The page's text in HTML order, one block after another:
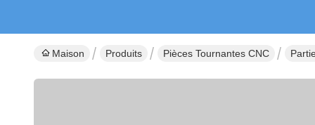
Maison Produits Pièces Tournantes CNC